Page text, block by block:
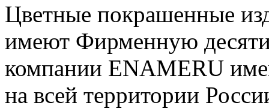
Цветные покрашенные
имеют Фирменную
компании ENAMERU
на всей территории